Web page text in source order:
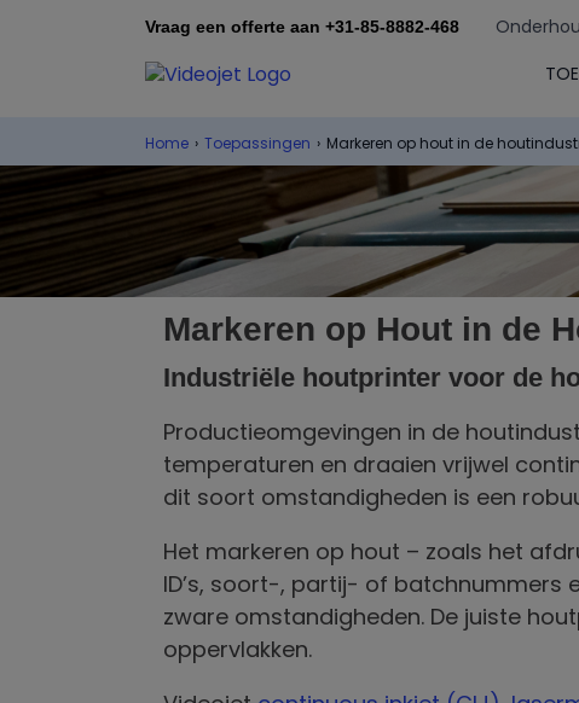
Vraag een offerte aan +31-85-8882-468
Home › Toepassingen › Markeren op hout in de
Markeren op Hout in de
Industriële houtprinter voor de
Productieomgevingen in de
temperaturen en draaien vrijwel
dit soort omstandigheden is een
Het markeren op hout – zoals het
ID’s, soort-, partij- of
zware omstandigheden. De juiste
oppervlakken.